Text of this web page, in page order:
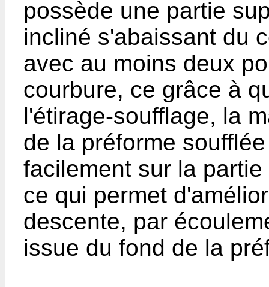
possède une partie
incliné s'abaissant du
avec au moins deux
courbure, ce grâce à
l'étirage-soufflage, la
de la préforme
facilement sur la
ce qui permet
descente, par
issue du fond de la